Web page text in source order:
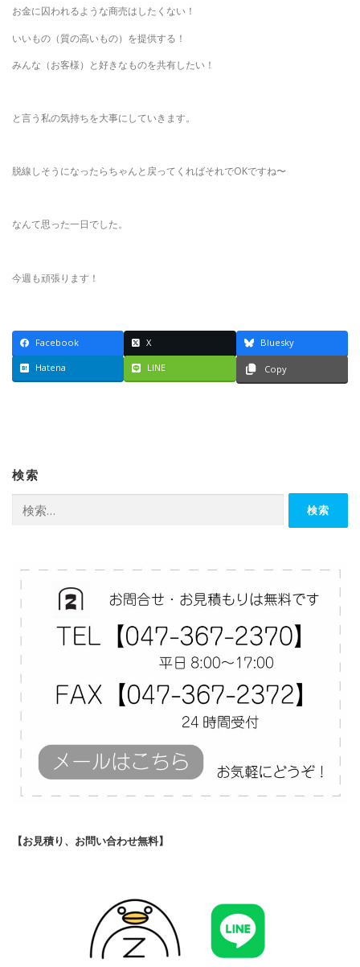
お金に囚われるような商売はしたくない！
いいもの（質の高いもの）を提供する！
みんな（お客様）と好きなものを共有したい！
と言う私の気持ちを大事にしていきます。
脱線しそうになったらちゃんと戻ってくればそれでOKですね〜
なんて思った一日でした。
今週も頑張ります！
Facebook X Bluesky
Hatena LINE Copy
検索
索:
【お見積り、お問い合わせ無料】